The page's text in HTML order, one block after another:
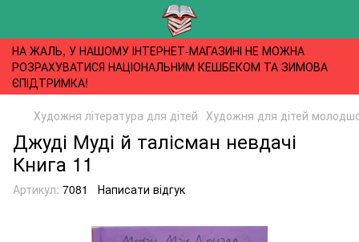
НА ЖАЛЬ, У НАШОМУ ІНТЕРНЕТ-МАГАЗИНІ НЕ МОЖНА
РОЗРАХУВАТИСЯ НАЦІОНАЛЬНИМ КЕШБЕКОМ ТА ЗИМОВА
ЄПІДТРИМКА!
Художня література для дітей Художня для дітей
Джуді Муді й талісман невдачі
Книга 11
Артикул: 7081 Написати відгук